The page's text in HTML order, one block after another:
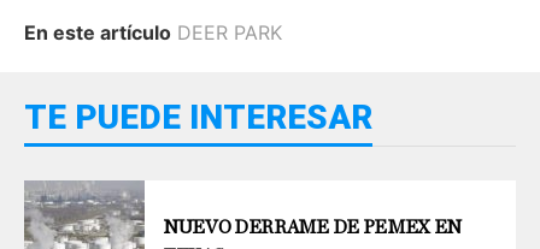
En este artículo DEER PARK
TE PUEDE INTERESAR
NUEVO DERRAME DE PEMEX EN